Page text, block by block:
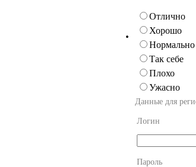
•
Отлично
Хорошо
Нормально
Так себе
Плохо
Ужасно
Данные для
Логин
Пароль